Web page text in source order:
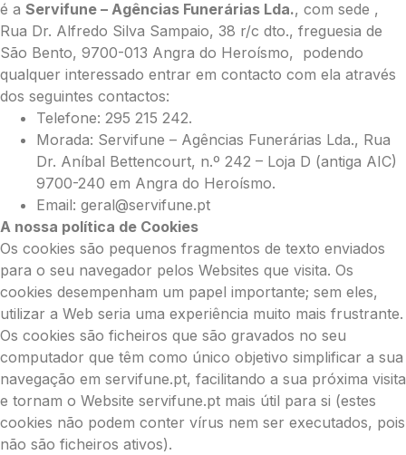
é a Servifune – Agências Funerárias Lda., com sede ,
Rua Dr. Alfredo Silva Sampaio, 38 r/c dto., freguesia de
São Bento, 9700-013 Angra do Heroísmo, podendo
qualquer interessado entrar em contacto com ela através
dos seguintes contactos:
Telefone: 295 215 242.
Morada: Servifune – Agências Funerárias Lda., Rua
Dr. Aníbal Bettencourt, n.º 242 – Loja D (antiga AIC)
9700-240 em Angra do Heroísmo.
Email: geral@servifune.pt
A nossa política de Cookies
Os cookies são pequenos fragmentos de texto enviados
para o seu navegador pelos Websites que visita. Os
cookies desempenham um papel importante; sem eles,
utilizar a Web seria uma experiência muito mais frustrante.
Os cookies são ficheiros que são gravados no seu
computador que têm como único objetivo simplificar a sua
navegação em servifune.pt, facilitando a sua próxima visita
e tornam o Website servifune.pt mais útil para si (estes
cookies não podem conter vírus nem ser executados, pois
não são ficheiros ativos).